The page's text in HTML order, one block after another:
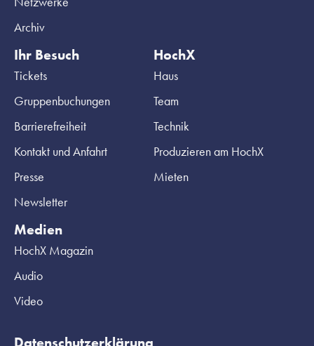
Archiv
Ihr Besuch
Tickets
Gruppenbuchungen
Barrierefreiheit
Kontakt und Anfahrt
Presse
Newsletter
HochX
Haus
Team
Technik
Produzieren am HochX
Mieten
Medien
HochX Magazin
Audio
Video